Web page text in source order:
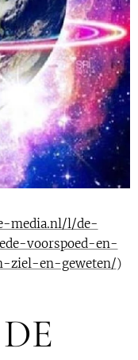
media.nl/l/de-
voorspoed-en-
ziel-en-geweten/)